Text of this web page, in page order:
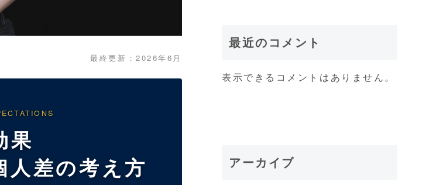
最終更新：2026年6月
果
人差の考え方
最近のコメント
表示できるコメントはありません。
アーカイブ